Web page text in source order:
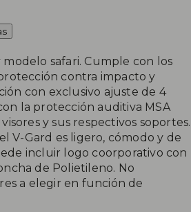
modelo safari. Cumple con los
contra impacto y
con exclusivo ajuste de 4
la protección auditiva MSA
y sus respectivos soportes.
V-Gard es ligero, cómodo y de
incluir logo coorporativo con
de Polietileno. No
a elegir en función de